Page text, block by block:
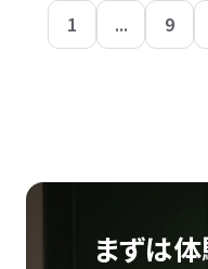
1 ... 9
まずは体